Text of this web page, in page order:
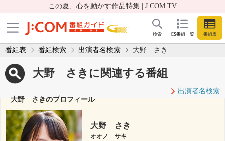
この夏、心を動かす作品特集 | J:COM TV
CS番組一覧 番組表
検索
番組表 番組検索 出演者名検索 大野 さき
大野 さきに関連する番組
出演者名検索
大野 さきのプロフィール
大野 さき
オオノ サキ